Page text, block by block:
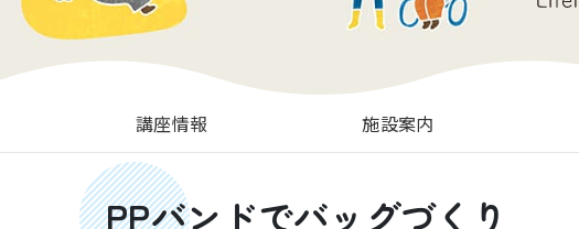
講座情報 施設案内
PPバンドでバッグづくり